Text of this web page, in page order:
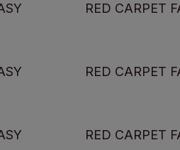
RED CARPET
RED CARPET
RED CARPET